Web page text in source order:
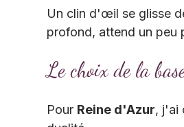
Un clin d'œil se glisse
profond, attend un peu
Le choix de la
Pour Reine d'Azur, j'ai